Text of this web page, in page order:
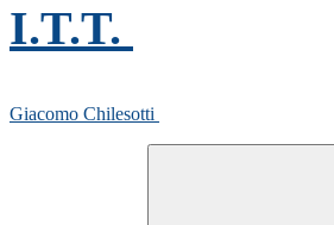
I.T.T.
Giacomo Chilesotti